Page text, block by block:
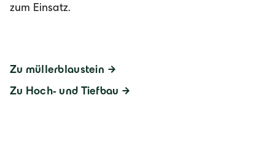
Zu müllerblaustein
Zu Hoch- und Tiefbau
zum Einsatz.